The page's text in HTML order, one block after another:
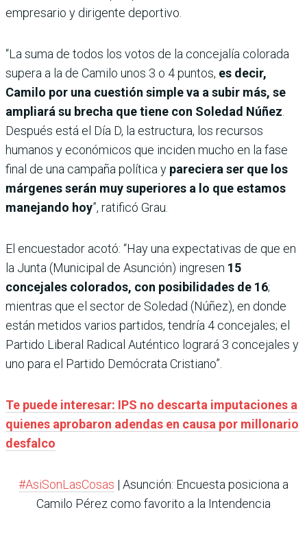
empresario y dirigente deportivo.
“La suma de todos los votos de la concejalía colorada
supera a la de Camilo unos 3 o 4 puntos, es decir,
Camilo por una cuestión simple va a subir más, se
ampliará su brecha que tiene con Soledad Núñez.
Después está el Día D, la estructura, los recursos
humanos y económicos que inciden mucho en la fase
final de una campaña política y pareciera ser que los
márgenes serán muy superiores a lo que estamos
manejando hoy”, ratificó Grau.
El encuestador acotó: “Hay una expectativas de que en
la Junta (Municipal de Asunción) ingresen 15
concejales colorados, con posibilidades de 16;
mientras que el sector de Soledad (Núñez), en donde
están metidos varios partidos, tendría 4 concejales; el
Partido Liberal Radical Auténtico logrará 3 concejales y
uno para el Partido Demócrata Cristiano”.
Te puede interesar: IPS no descarta imputaciones a
quienes aprobaron adendas en causa por millonario
desfalco
#AsiSonLasCosas | Asunción: Encuesta posiciona a
Camilo Pérez como favorito a la Intendencia